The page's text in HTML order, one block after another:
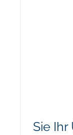
Sie